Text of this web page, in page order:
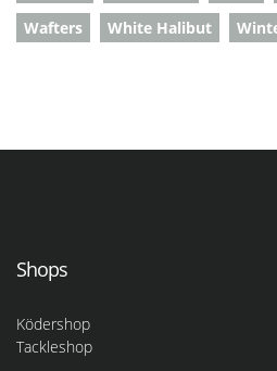
Wafters
White Halibut
Shops
Ködershop
Tackleshop